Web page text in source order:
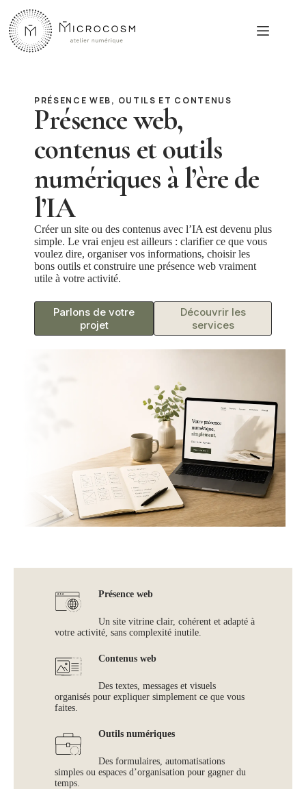
contenu
PRÉSENCE WEB, OUTILS ET CONTENUS
Présence web,
contenus et outils
numériques à l’ère de
l’IA
Créer un site ou des contenus avec l’IA est devenu plus
simple. Le vrai enjeu est ailleurs : clarifier ce que vous
voulez dire, organiser vos informations, choisir les
bons outils et construire une présence web vraiment
utile à votre activité.
Parlons de votre
projet
Découvrir les
services
Présence web
Un site vitrine clair, cohérent et adapté à
votre activité, sans complexité inutile.
Contenus web
Des textes, messages et visuels
organisés pour expliquer simplement ce que vous
faites.
Outils numériques
Des formulaires, automatisations
simples ou espaces d’organisation pour gagner du
temps.